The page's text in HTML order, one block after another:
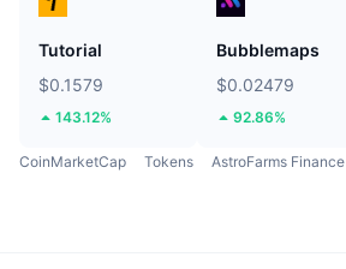
Tutorial
$0.1579
143.12%
Bubblemaps
$0.02479
92.86%
CoinMarketCap Tokens AstroFarms Finance